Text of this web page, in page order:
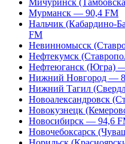
Мичуринск
Мурманск — 90,4 FM
Нальчик (Кабардино-
FM
Невинномысск
Нефтекумск
Нефтеюганск (Югра)
Нижний Новгород —
Нижний Тагил
Новоалександровск
Новокузнецк
Новосибирск — 94,6
Новочебоксарск